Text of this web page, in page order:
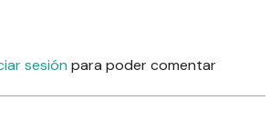
sesión para poder comentar